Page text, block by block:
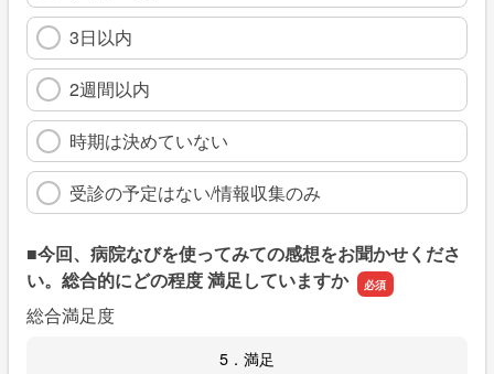
3日以内
2週間以内
時期は決めていない
受診の予定はない/情報収集のみ
■今回、病院なびを使ってみての感想をお聞かせくださ
い。総合的にどの程度 満足していますか
総合満足度
5．満足